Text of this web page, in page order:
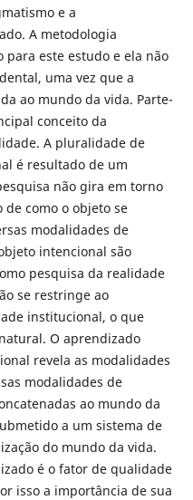
e a
A metodologia
este estudo e ela não
uma vez que a
ao mundo da vida. Parte-
conceito da
A pluralidade de
é resultado de um
não gira em torno
como o objeto se
modalidades de
intencional são
pesquisa da realidade
se restringe ao
institucional, o que
O aprendizado
revela as modalidades
modalidades de
ao mundo da
a um sistema de
do mundo da vida.
é o fator de qualidade
isso a importância de sua